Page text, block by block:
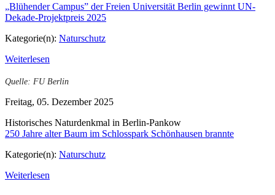
„Blühender Campus” der Freien Universität Berlin gewinnt UN-
Dekade-Projektpreis 2025
Kategorie(n): Naturschutz
Weiterlesen
Quelle: FU Berlin
Freitag, 05. Dezember 2025
Historisches Naturdenkmal in Berlin-Pankow
250 Jahre alter Baum im Schlosspark Schönhausen brannte
Kategorie(n): Naturschutz
Weiterlesen